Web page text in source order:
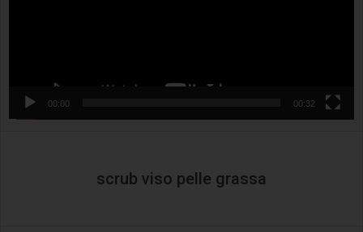
00:00 00:32
scrub viso pelle grassa